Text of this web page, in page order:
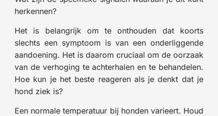
herkennen?
Het is belangrijk om te onthouden dat koorts
slechts een symptoom is van een onderliggende
aandoening. Het is daarom cruciaal om de oorzaak
van de verhoging te achterhalen en te behandelen.
Hoe kun je het beste reageren als je denkt dat je
hond ziek is?
Een normale temperatuur bij honden varieert. Houd